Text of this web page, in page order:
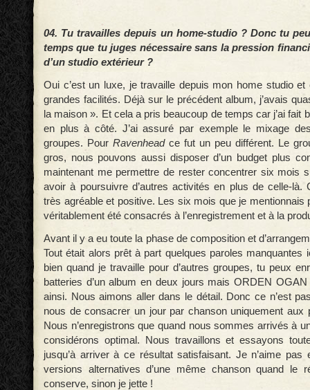
04. Tu travailles depuis un home-studio ? Donc tu
temps que tu juges nécessaire sans la pression
d’un studio extérieur ?
Oui c’est un luxe, je travaille depuis mon home studio
grandes facilités. Déjà sur le précédent album, j’avais
la maison ». Et cela a pris beaucoup de temps car j’ai fait
en plus à côté. J’ai assuré par exemple le mixage
groupes. Pour Ravenheadce fut un peu différent. Le
gros, nous pouvons aussi disposer d’un budget plus
maintenant me permettre de rester concentrer six mois
avoir à poursuivre d’autres activités en plus de celle-là.
très agréable et positive. Les six mois que je mentionnais
véritablement été consacrés à l’enregistrement et à la
Avant il y a eu toute la phase de composition et
Tout était alors prêt à part quelques paroles manquantes
bien quand je travaille pour d’autres groupes, tu peux
batteries d’un album en deux jours mais ORDEN
ainsi. Nous aimons aller dans le détail. Donc ce n’est
nous de consacrer un jour par chanson uniquement aux
Nous n’enregistrons que quand nous sommes arrivés à
considérons optimal. Nous travaillons et essayons
jusqu’à arriver à ce résultat satisfaisant. Je n’aime pas
versions alternatives d’une même chanson quand le
conserve, sinon je jette !